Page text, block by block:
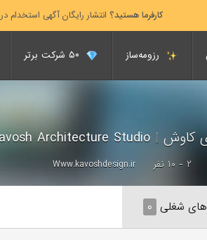
کارفرما هستید؟ انتشار رایگان آگهی استخدام در ۲۵ استان و ۲۶ دسته‌بندی شغلی
رزومه‌ساز
کاوش |
۲ - ۱۰ نفر Www.kavoshdesign.ir
شغلی ۰